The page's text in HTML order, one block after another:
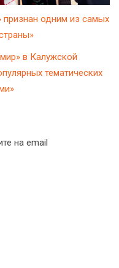
признан одним из самых
в Калужской
тематических
на email